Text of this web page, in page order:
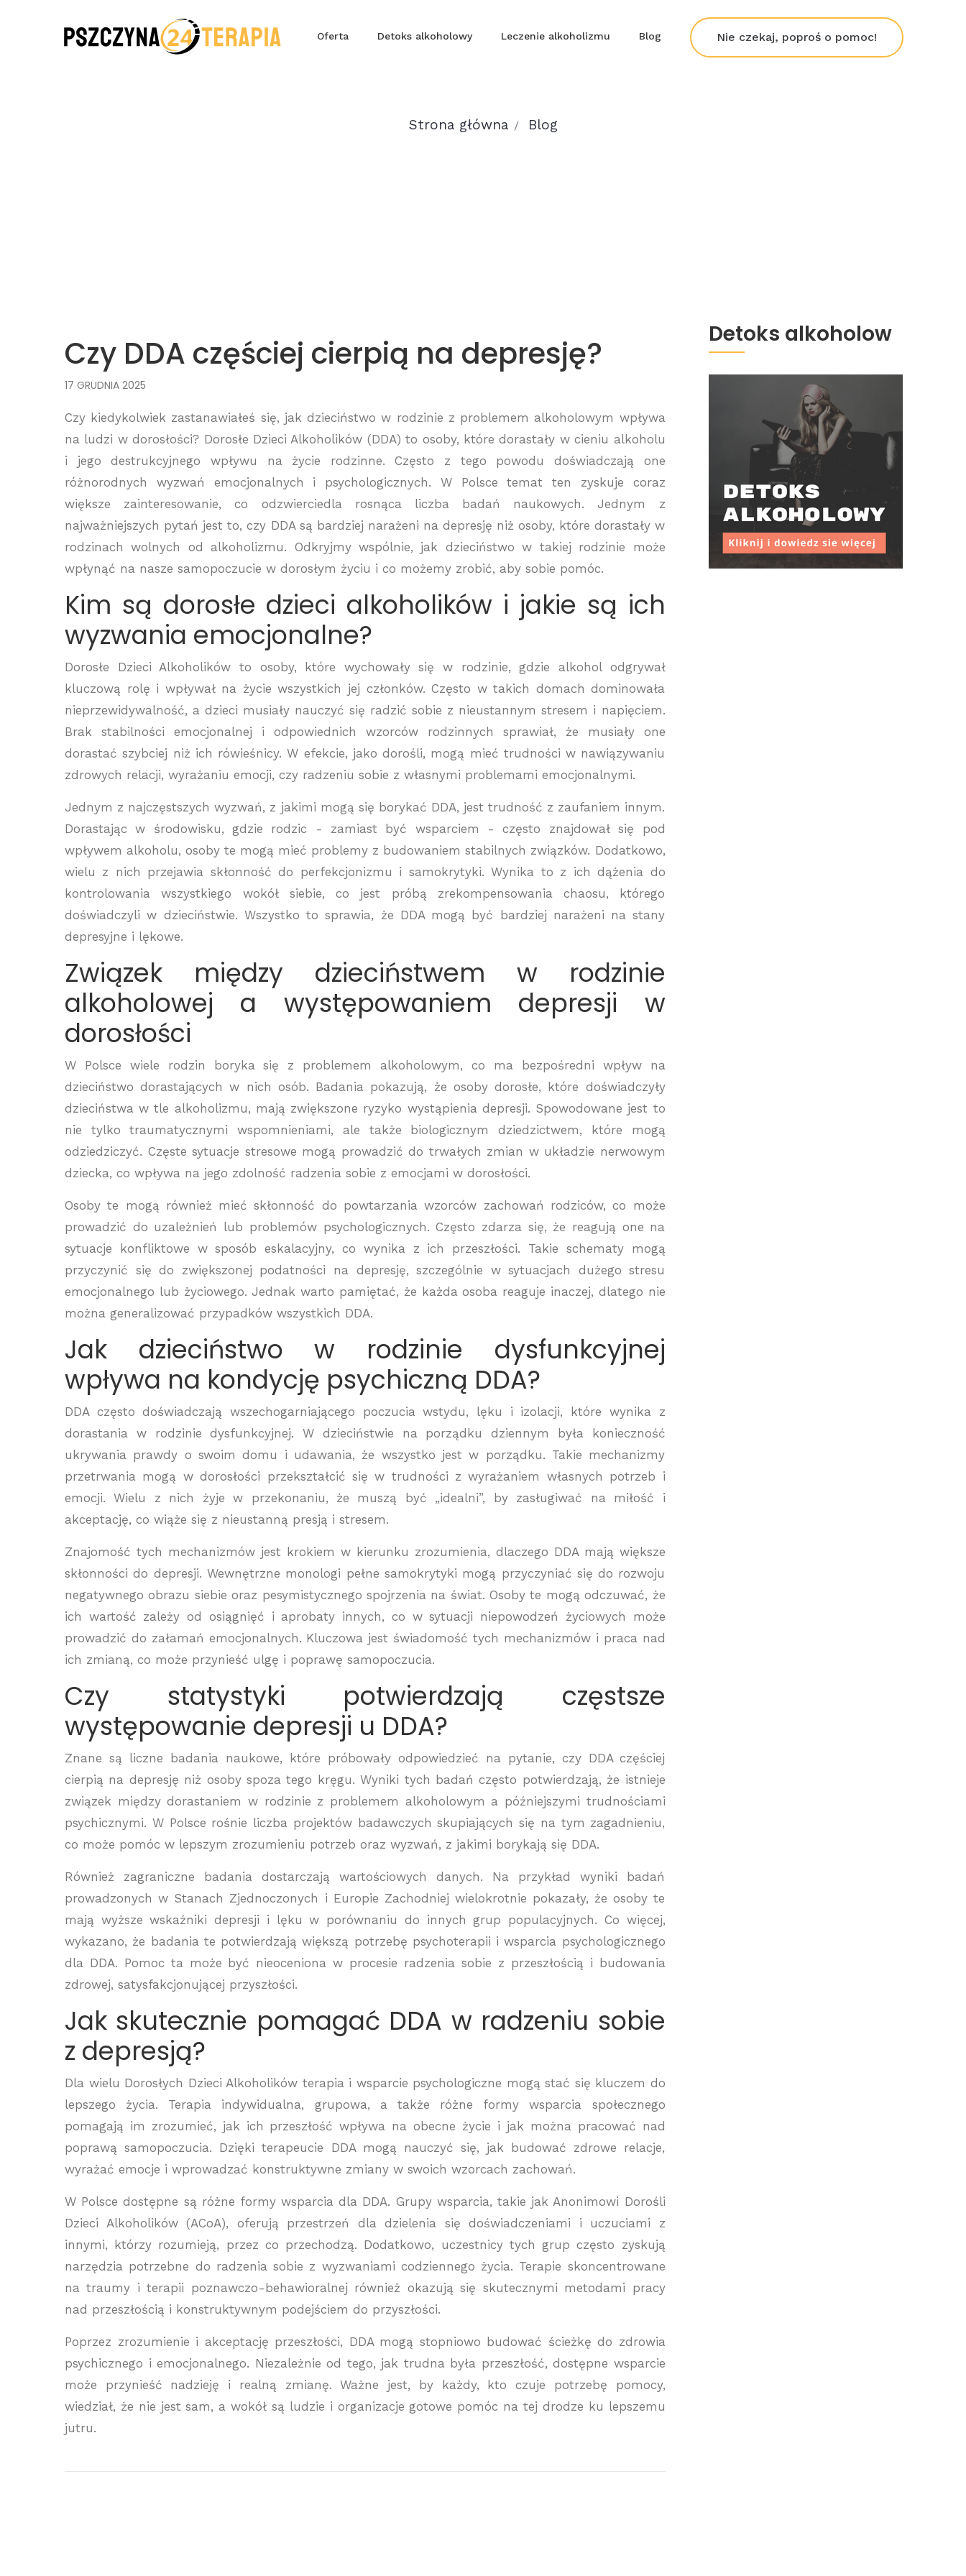
Nie czekaj, poproś o pomoc!
Oferta Detoks alkoholowy Leczenie alkoholizmu Blog
Strona główna Blog
Czy DDA częściej cierpią na depresję?
17 GRUDNIA 2025
Czy kiedykolwiek zastanawiałeś się, jak dzieciństwo w rodzinie z problemem alkoholowym wpływa
na ludzi w dorosłości? Dorosłe Dzieci Alkoholików (DDA) to osoby, które dorastały w cieniu alkoholu
i jego destrukcyjnego wpływu na życie rodzinne. Często z tego powodu doświadczają one
różnorodnych wyzwań emocjonalnych i psychologicznych. W Polsce temat ten zyskuje coraz
większe zainteresowanie, co odzwierciedla rosnąca liczba badań naukowych. Jednym z
najważniejszych pytań jest to, czy DDA są bardziej narażeni na depresję niż osoby, które dorastały w
rodzinach wolnych od alkoholizmu. Odkryjmy wspólnie, jak dzieciństwo w takiej rodzinie może
wpłynąć na nasze samopoczucie w dorosłym życiu i co możemy zrobić, aby sobie pomóc.
Kim są dorosłe dzieci alkoholików i jakie są ich
wyzwania emocjonalne?
Dorosłe Dzieci Alkoholików to osoby, które wychowały się w rodzinie, gdzie alkohol odgrywał
kluczową rolę i wpływał na życie wszystkich jej członków. Często w takich domach dominowała
nieprzewidywalność, a dzieci musiały nauczyć się radzić sobie z nieustannym stresem i napięciem.
Brak stabilności emocjonalnej i odpowiednich wzorców rodzinnych sprawiał, że musiały one
dorastać szybciej niż ich rówieśnicy. W efekcie, jako dorośli, mogą mieć trudności w nawiązywaniu
zdrowych relacji, wyrażaniu emocji, czy radzeniu sobie z własnymi problemami emocjonalnymi.
Jednym z najczęstszych wyzwań, z jakimi mogą się borykać DDA, jest trudność z zaufaniem innym.
Dorastając w środowisku, gdzie rodzic - zamiast być wsparciem - często znajdował się pod
wpływem alkoholu, osoby te mogą mieć problemy z budowaniem stabilnych związków. Dodatkowo,
wielu z nich przejawia skłonność do perfekcjonizmu i samokrytyki. Wynika to z ich dążenia do
kontrolowania wszystkiego wokół siebie, co jest próbą zrekompensowania chaosu, którego
doświadczyli w dzieciństwie. Wszystko to sprawia, że DDA mogą być bardziej narażeni na stany
depresyjne i lękowe.
Związek między dzieciństwem w rodzinie
alkoholowej a występowaniem depresji w
dorosłości
W Polsce wiele rodzin boryka się z problemem alkoholowym, co ma bezpośredni wpływ na
dzieciństwo dorastających w nich osób. Badania pokazują, że osoby dorosłe, które doświadczyły
dzieciństwa w tle alkoholizmu, mają zwiększone ryzyko wystąpienia depresji. Spowodowane jest to
nie tylko traumatycznymi wspomnieniami, ale także biologicznym dziedzictwem, które mogą
odziedziczyć. Częste sytuacje stresowe mogą prowadzić do trwałych zmian w układzie nerwowym
dziecka, co wpływa na jego zdolność radzenia sobie z emocjami w dorosłości.
Osoby te mogą również mieć skłonność do powtarzania wzorców zachowań rodziców, co może
prowadzić do uzależnień lub problemów psychologicznych. Często zdarza się, że reagują one na
sytuacje konfliktowe w sposób eskalacyjny, co wynika z ich przeszłości. Takie schematy mogą
przyczynić się do zwiększonej podatności na depresję, szczególnie w sytuacjach dużego stresu
emocjonalnego lub życiowego. Jednak warto pamiętać, że każda osoba reaguje inaczej, dlatego nie
można generalizować przypadków wszystkich DDA.
Jak dzieciństwo w rodzinie dysfunkcyjnej
wpływa na kondycję psychiczną DDA?
DDA często doświadczają wszechogarniającego poczucia wstydu, lęku i izolacji, które wynika z
dorastania w rodzinie dysfunkcyjnej. W dzieciństwie na porządku dziennym była konieczność
ukrywania prawdy o swoim domu i udawania, że wszystko jest w porządku. Takie mechanizmy
przetrwania mogą w dorosłości przekształcić się w trudności z wyrażaniem własnych potrzeb i
emocji. Wielu z nich żyje w przekonaniu, że muszą być „idealni”, by zasługiwać na miłość i
akceptację, co wiąże się z nieustanną presją i stresem.
Znajomość tych mechanizmów jest krokiem w kierunku zrozumienia, dlaczego DDA mają większe
skłonności do depresji. Wewnętrzne monologi pełne samokrytyki mogą przyczyniać się do rozwoju
negatywnego obrazu siebie oraz pesymistycznego spojrzenia na świat. Osoby te mogą odczuwać, że
ich wartość zależy od osiągnięć i aprobaty innych, co w sytuacji niepowodzeń życiowych może
prowadzić do załamań emocjonalnych. Kluczowa jest świadomość tych mechanizmów i praca nad
ich zmianą, co może przynieść ulgę i poprawę samopoczucia.
Czy statystyki potwierdzają częstsze
występowanie depresji u DDA?
Znane są liczne badania naukowe, które próbowały odpowiedzieć na pytanie, czy DDA częściej
cierpią na depresję niż osoby spoza tego kręgu. Wyniki tych badań często potwierdzają, że istnieje
związek między dorastaniem w rodzinie z problemem alkoholowym a późniejszymi trudnościami
psychicznymi. W Polsce rośnie liczba projektów badawczych skupiających się na tym zagadnieniu,
co może pomóc w lepszym zrozumieniu potrzeb oraz wyzwań, z jakimi borykają się DDA.
Również zagraniczne badania dostarczają wartościowych danych. Na przykład wyniki badań
prowadzonych w Stanach Zjednoczonych i Europie Zachodniej wielokrotnie pokazały, że osoby te
mają wyższe wskaźniki depresji i lęku w porównaniu do innych grup populacyjnych. Co więcej,
wykazano, że badania te potwierdzają większą potrzebę psychoterapii i wsparcia psychologicznego
dla DDA. Pomoc ta może być nieoceniona w procesie radzenia sobie z przeszłością i budowania
zdrowej, satysfakcjonującej przyszłości.
Jak skutecznie pomagać DDA w radzeniu sobie
z depresją?
Dla wielu Dorosłych Dzieci Alkoholików terapia i wsparcie psychologiczne mogą stać się kluczem do
lepszego życia. Terapia indywidualna, grupowa, a także różne formy wsparcia społecznego
pomagają im zrozumieć, jak ich przeszłość wpływa na obecne życie i jak można pracować nad
poprawą samopoczucia. Dzięki terapeucie DDA mogą nauczyć się, jak budować zdrowe relacje,
wyrażać emocje i wprowadzać konstruktywne zmiany w swoich wzorcach zachowań.
W Polsce dostępne są różne formy wsparcia dla DDA. Grupy wsparcia, takie jak Anonimowi Dorośli
Dzieci Alkoholików (ACoA), oferują przestrzeń dla dzielenia się doświadczeniami i uczuciami z
innymi, którzy rozumieją, przez co przechodzą. Dodatkowo, uczestnicy tych grup często zyskują
narzędzia potrzebne do radzenia sobie z wyzwaniami codziennego życia. Terapie skoncentrowane
na traumy i terapii poznawczo-behawioralnej również okazują się skutecznymi metodami pracy
nad przeszłością i konstruktywnym podejściem do przyszłości.
Poprzez zrozumienie i akceptację przeszłości, DDA mogą stopniowo budować ścieżkę do zdrowia
psychicznego i emocjonalnego. Niezależnie od tego, jak trudna była przeszłość, dostępne wsparcie
może przynieść nadzieję i realną zmianę. Ważne jest, by każdy, kto czuje potrzebę pomocy,
wiedział, że nie jest sam, a wokół są ludzie i organizacje gotowe pomóc na tej drodze ku lepszemu
jutru.
Detoks alkoholow